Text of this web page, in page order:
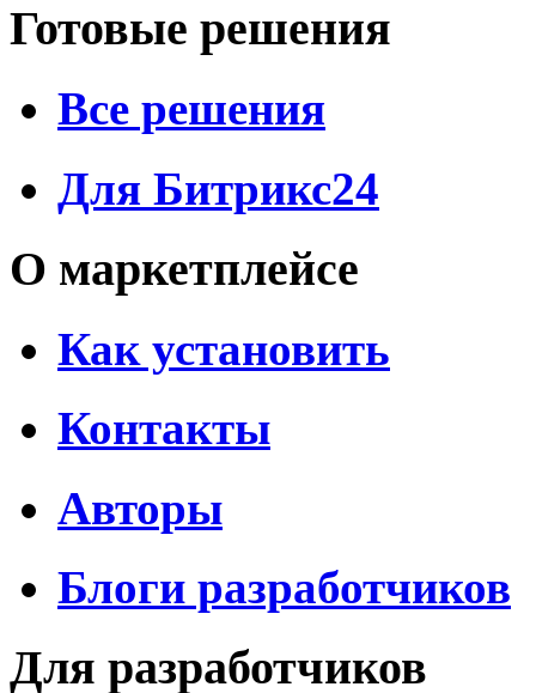
Готовые решения
Все решения
Для Битрикс24
О маркетплейсе
Как установить
Контакты
Авторы
Блоги разработчиков
Для разработчиков